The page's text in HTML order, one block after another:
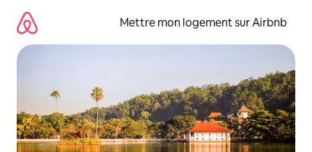
directement
contenu
Mettre mon logement sur Airbnb